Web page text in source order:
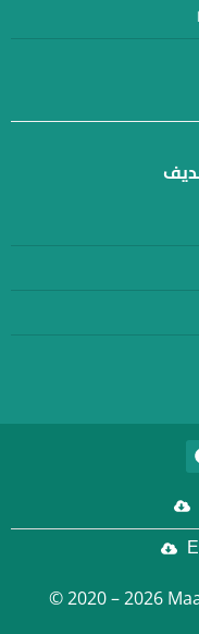
© 2020 – 2026